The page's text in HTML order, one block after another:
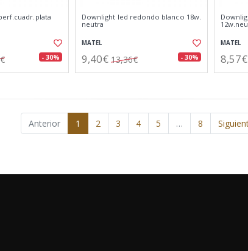
- 30%
Downlight led redondo blanco 18w.
neutra
MATEL
9,40€ 13,36€ - 30%
MATEL
8,57€
Anterior 1 2 3 4 5 … 8